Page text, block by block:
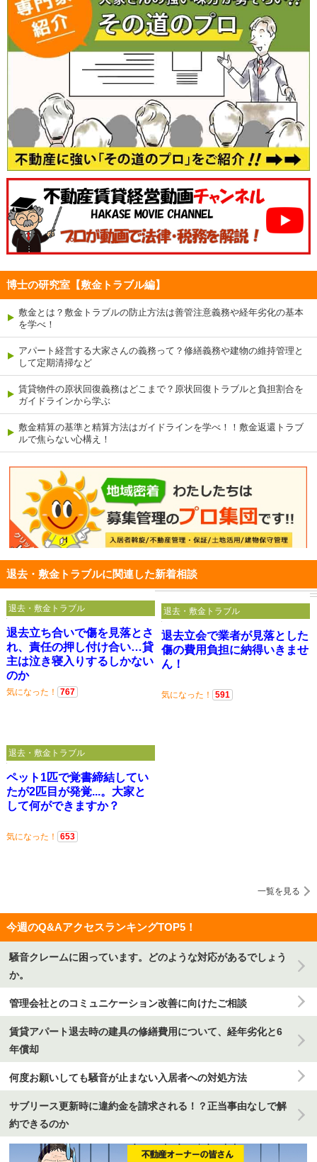
博士の研究室【敷金トラブル編】
敷金とは？敷金トラブルの防止方法は善管注意義務や経年劣化の基本
を学べ！
アパート経営する大家さんの義務って？修繕義務や建物の維持管理と
して定期清掃など
賃貸物件の原状回復義務はどこまで？原状回復トラブルと負担割合を
ガイドラインから学ぶ
敷金精算の基準と精算方法はガイドラインを学べ！！敷金返還トラブ
ルで焦らない心構え！
退去・敷金トラブルに関連した新着相談
退去立ち合いで傷を見落とさ
れ、責任の押し付け合い…貸
主は泣き寝入りするしかない
のか
気になった！ 767
退去・敷金トラブル
退去立会で業者が見落とした
傷の費用負担に納得いきませ
ん！
気になった！ 591
退去・敷金トラブル
ペット1匹で覚書締結してい
たが2匹目が発覚...。大家と
して何ができますか？
気になった！ 653
退去・敷金トラブル
一覧を見る
今週のQ&AアクセスランキングTOP5！
騒音クレームに困っています。どのような対応があるでしょう
か。
管理会社とのコミュニケーション改善に向けたご相談
賃貸アパート退去時の建具の修繕費用について、経年劣化と6
年償却
何度お願いしても騒音が止まない入居者への対処方法
サブリース更新時に違約金を請求される！？正当事由なしで解
約できるのか